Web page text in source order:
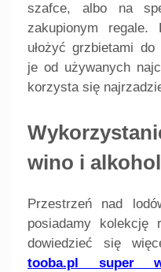
szafce, albo na
zakupionym regale.
ułożyć grzbietami
je od używanych
korzysta się
wino i alkohol
Przestrzeń nad
posiadamy
dowiedzieć się
tooba.pl super